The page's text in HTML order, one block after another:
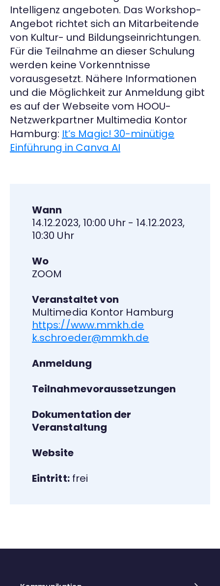
Intelligenz angeboten. Das Workshop-
Angebot richtet sich an Mitarbeitende
von Kultur- und Bildungseinrichtungen.
Für die Teilnahme an dieser Schulung
werden keine Vorkenntnisse
vorausgesetzt. Nähere Informationen
und die Möglichkeit zur Anmeldung gibt
es auf der Webseite vom HOOU-
Netzwerkpartner Multimedia Kontor
Hamburg: It’s Magic! 30-minütige
Einführung in Canva AI
Wann
14.12.2023, 10:00 Uhr - 14.12.2023,
10:30 Uhr
Wo
ZOOM
Veranstaltet von
Multimedia Kontor Hamburg
https://www.mmkh.de
k.schroeder@mmkh.de
Anmeldung
Teilnahmevoraussetzungen
Dokumentation der
Veranstaltung
Website
Eintritt: frei